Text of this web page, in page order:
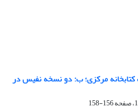
کتابخانه مرکزی؛ ب: دو نسخه نفیس در
156-158